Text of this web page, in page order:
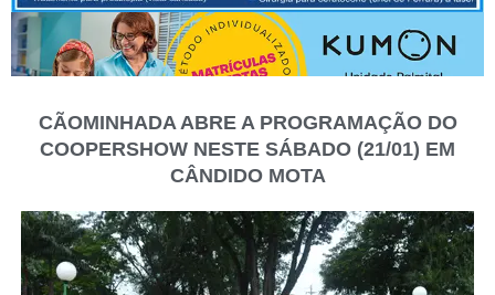
CÃOMINHADA ABRE A PROGRAMAÇÃO DO
COOPERSHOW NESTE SÁBADO (21/01) EM
CÂNDIDO MOTA